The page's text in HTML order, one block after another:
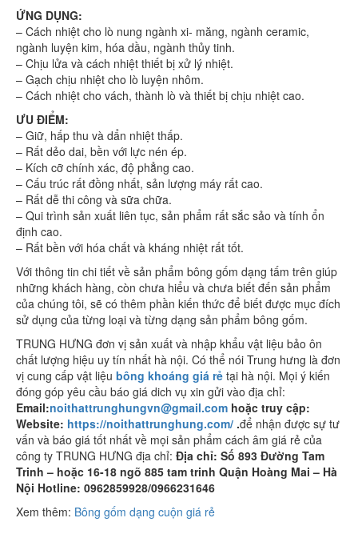
ỨNG DỤNG:
– Cách nhiệt cho lò nung ngành xi- măng, ngành ceramic,
ngành luyện kim, hóa dầu, ngành thủy tinh.
– Chịu lửa và cách nhiệt thiết bị xử lý nhiệt.
– Gạch chịu nhiệt cho lò luyện nhôm.
– Cách nhiệt cho vách, thành lò và thiết bị chịu nhiệt cao.
ƯU ĐIỂM:
– Giữ, hấp thu và dẩn nhiệt thấp.
– Rất dẻo dai, bền với lực nén ép.
– Kích cỡ chính xác, độ phẳng cao.
– Cấu trúc rất đồng nhất, sản lượng máy rất cao.
– Rất dễ thi công và sữa chữa.
– Qui trình sản xuất liên tục, sản phẩm rất sắc sảo và tính ổn
định cao.
– Rất bền với hóa chất và kháng nhiệt rất tốt.
Với thông tin chi tiết về sản phẩm bông gốm dạng tấm trên giúp
những khách hàng, còn chưa hiểu và chưa biết đến sản phẩm
của chúng tôi, sẽ có thêm phần kiến thức để biết được mục đích
sử dụng của từng loại và từng dạng sản phẩm bông gốm.
TRUNG HƯNG đơn vị sản xuất và nhập khẩu vật liệu bảo ôn
chất lượng hiệu uy tín nhất hà nội. Có thể nói Trung hưng là đơn
vị cung cấp vật liệu bông khoáng giá rẻ tại hà nội. Mọi ý kiến
đóng góp yêu cầu báo giá dich vụ xin gửi vào địa chỉ:
Email:noithattrunghungvn@gmail.com hoặc truy cập:
Website: https://noithattrunghung.com/ .để nhận được sự tư
vấn và báo giá tốt nhất về mọi sản phẩm cách âm giá rẻ của
công ty TRUNG HƯNG địa chỉ: Địa chỉ: Số 893 Đường Tam
Trinh – hoặc 16-18 ngõ 885 tam trinh Quận Hoàng Mai – Hà
Nội Hotline: 0962859928/0966231646
Xem thêm: Bông gốm dạng cuộn giá rẻ